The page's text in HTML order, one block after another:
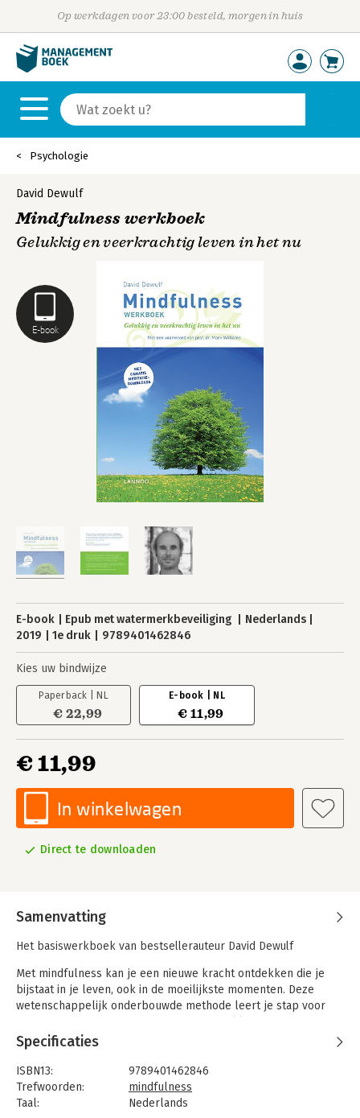
Op werkdagen voor 23:00 besteld, morgen in huis
Psychologie
E-book
David Dewulf
Mindfulness werkboek
Gelukkig en veerkrachtig leven in het nu
E-book Epub met watermerkbeveiliging
Nederlands
2019
1e druk 9789401462846
Kies uw bindwijze
Paperback | NL
€ 22,99
E-book | NL
€ 11,99
€ 11,99
In winkelwagen
Direct te downloaden
Samenvatting
Het basiswerkboek van bestsellerauteur David Dewulf
Met mindfulness kan je een nieuwe kracht ontdekken die je
bijstaat in je leven, ook in de moeilijkste momenten. Deze
wetenschappelijk onderbouwde methode leert je stap voor
piekeren en depressie te voorkomen. Je ontwikkelt
zelfvertrouwen, een heldere focus en emotionele intelligentie.
Het boek combineert op een unieke manier mindfulness met
sleutelelementen uit de positieve en cognitieve psychologie
en Mind/Body Medicine. Zo kan jij optimaal het geluk van je
Specificaties
ISBN13:
9789401462846
Trefwoorden:
mindfulness
Taal:
Nederlands